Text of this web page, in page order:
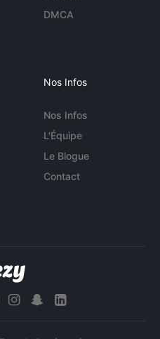
DMCA
Nos Infos
Nos Infos
L'Équipe
Le Blogue
Contact